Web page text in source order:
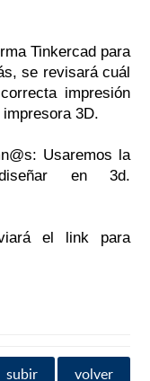
Tinkercad para
se revisará cuál
impresión
3D.
Usaremos la
en 3d.
el link para
subir volver